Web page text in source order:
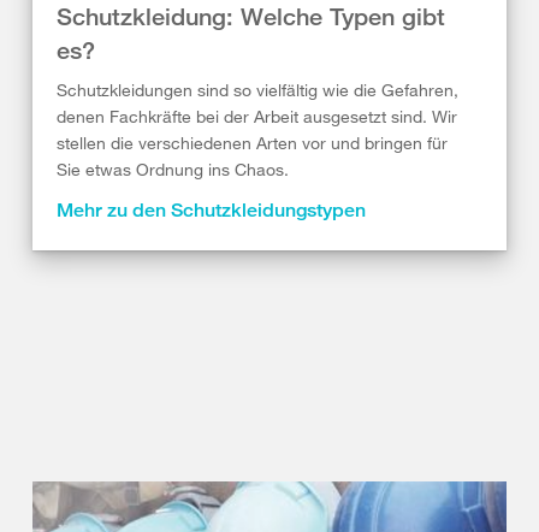
Schutzkleidung: Welche Typen gibt
es?
Schutzkleidungen sind so vielfältig wie die Gefahren,
denen Fachkräfte bei der Arbeit ausgesetzt sind. Wir
stellen die verschiedenen Arten vor und bringen für
Sie etwas Ordnung ins Chaos.
Mehr zu den Schutzkleidungstypen